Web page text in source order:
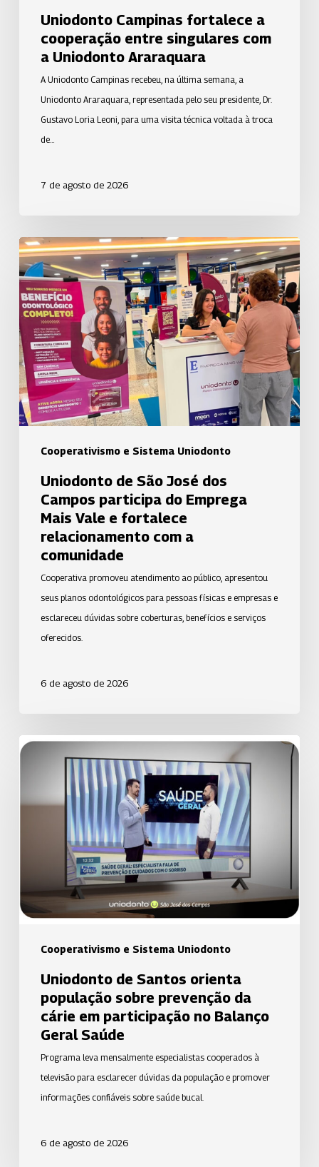
Uniodonto Campinas fortalece a
cooperação entre singulares com
a Uniodonto Araraquara
A Uniodonto Campinas recebeu, na última semana, a
Uniodonto Araraquara, representada pelo seu presidente, Dr.
Gustavo Loria Leoni, para uma visita técnica voltada à troca
de…
7 de agosto de 2026
Cooperativismo e Sistema Uniodonto
Uniodonto
de
São
José
dos
Campos
participa
do
Emprega
Mais
Vale
fortalece
relacionamento
com
Uniodonto de São José dos
Campos participa do Emprega
Mais Vale e fortalece
relacionamento com a
comunidade
Cooperativa promoveu atendimento ao público, apresentou
seus planos odontológicos para pessoas físicas e empresas e
esclareceu dúvidas sobre coberturas, benefícios e serviços
oferecidos.
6 de agosto de 2026
Cooperativismo e Sistema Uniodonto
Uniodonto
orienta
população
prevenção
cárie
participação
Balanço
Geral
Saúde
Uniodonto de Santos orienta
população sobre prevenção da
cárie em participação no Balanço
Geral Saúde
Programa leva mensalmente especialistas cooperados à
televisão para esclarecer dúvidas da população e promover
informações confiáveis sobre saúde bucal.
6 de agosto de 2026